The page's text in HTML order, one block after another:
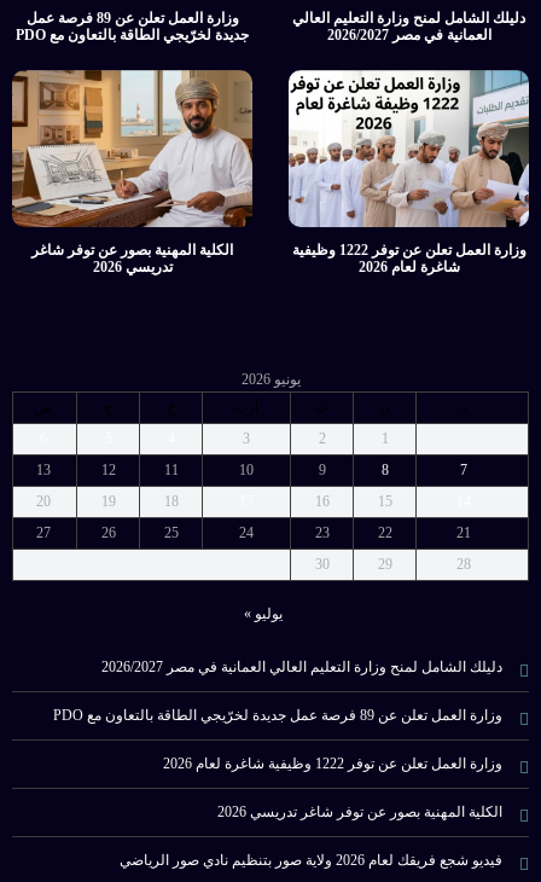
دليلك الشامل لمنح وزارة التعليم العالي
العمانية في مصر 2026/2027
وزارة العمل تعلن عن 89 فرصة عمل
جديدة لخرّيجي الطاقة بالتعاون مع PDO
وزارة العمل تعلن عن توفر 1222 وظيفية
شاغرة لعام 2026
الكلية المهنية بصور عن توفر شاغر
تدريسي 2026
يونيو 2026
د
ن ث أرب خ ج
س
1
2
3
7
8
9
10
11
12
13
15
16
18
19
20
21
22
23
24
25
26
27
28
29
30
يوليو »
دليلك الشامل لمنح وزارة التعليم العالي العمانية في مصر 2026/2027
وزارة العمل تعلن عن 89 فرصة عمل جديدة لخرّيجي الطاقة بالتعاون مع PDO
وزارة العمل تعلن عن توفر 1222 وظيفية شاغرة لعام 2026
الكلية المهنية بصور عن توفر شاغر تدريسي 2026
فيديو شجع فريقك لعام 2026 ولاية صور بتنظيم نادي صور الرياضي